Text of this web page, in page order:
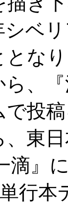
ベ
な
、
投
東
滴』
行